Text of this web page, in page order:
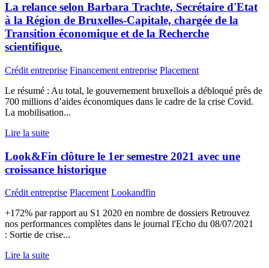
La relance selon Barbara Trachte, Secrétaire d'Etat
à la Région de Bruxelles-Capitale, chargée de la
Transition économique et de la Recherche
scientifique.
Crédit entreprise Financement entreprise Placement
Le résumé : Au total, le gouvernement bruxellois a débloqué près de
700 millions d’aides économiques dans le cadre de la crise Covid.
La mobilisation...
Lire la suite
Look&Fin clôture le 1er semestre 2021 avec une
croissance historique
Crédit entreprise Placement Lookandfin
+172% par rapport au S1 2020 en nombre de dossiers Retrouvez
nos performances complètes dans le journal l'Echo du 08/07/2021
: Sortie de crise...
Lire la suite